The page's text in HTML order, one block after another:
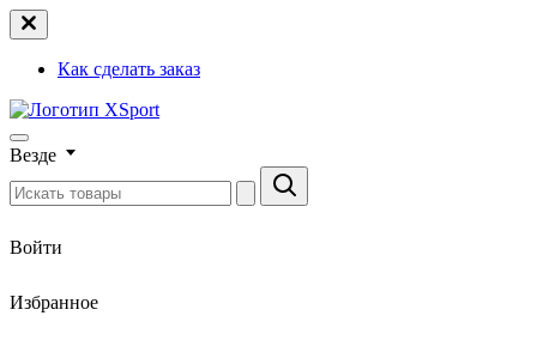
Как сделать заказ
Везде
Войти
Избранное